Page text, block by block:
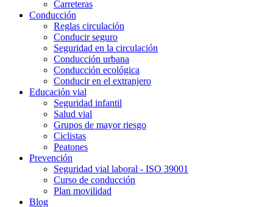
Carreteras
Conducción
Reglas circulación
Conducir seguro
Seguridad en la circulación
Conducción urbana
Conducción ecológica
Conducir en el extranjero
Educación vial
Seguridad infantil
Salud vial
Grupos de mayor riesgo
Ciclistas
Peatones
Prevención
Seguridad vial laboral - ISO 39001
Curso de conducción
Plan movilidad
Blog